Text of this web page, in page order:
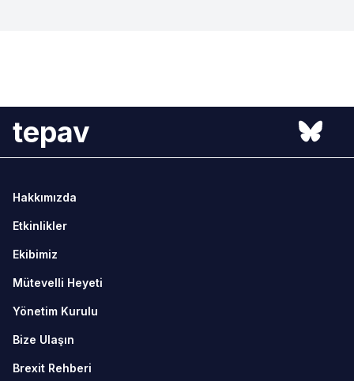
tepav
Hakkımızda
Etkinlikler
Ekibimiz
Mütevelli Heyeti
Yönetim Kurulu
Bize Ulaşın
Brexit Rehberi